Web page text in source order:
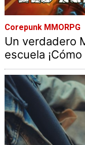
Corepunk MMORPG
Un verdadero
escuela